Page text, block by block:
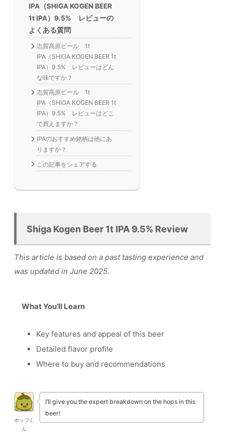
IPA（SHIGA KOGEN BEER
1t IPA）9.5% レビューの
よくある質問
志賀高原ビール 1t
IPA（SHIGA KOGEN BEER 1t
IPA）9.5% レビューはどん
な味ですか？
志賀高原ビール 1t
IPA（SHIGA KOGEN BEER 1t
IPA）9.5% レビューはどこ
で買えますか？
IPAのおすすめ銘柄は他にあ
りますか？
この記事をシェアする
Shiga Kogen Beer 1t IPA 9.5% Review
This article is based on a past tasting experience and
was updated in June 2025.
What You’ll Learn
Key features and appeal of this beer
Detailed flavor profile
Where to buy and recommendations
ホップく
ん
I’ll give you the expert breakdown on the hops in this
beer!